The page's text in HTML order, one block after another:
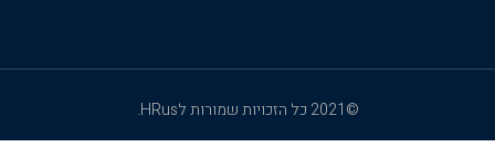
©2021 כל הזכויות שמורות לHRus.